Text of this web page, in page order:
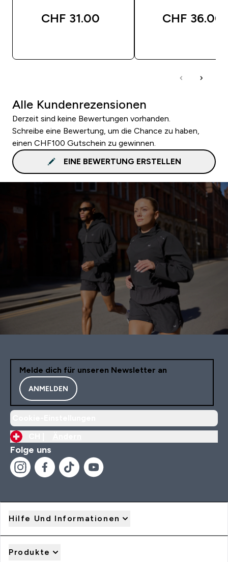
CHF 31.00‎ CHF 36.00‎
Alle Kundenrezensionen
Derzeit sind keine Bewertungen vorhanden.
Schreibe eine Bewertung, um die Chance zu haben,
einen CHF100 Gutschein zu gewinnen.
EINE BEWERTUNG ERSTELLEN
Melde dich für unseren Newsletter an
ANMELDEN
Folge uns
Hilfe Und Informationen
Produkte